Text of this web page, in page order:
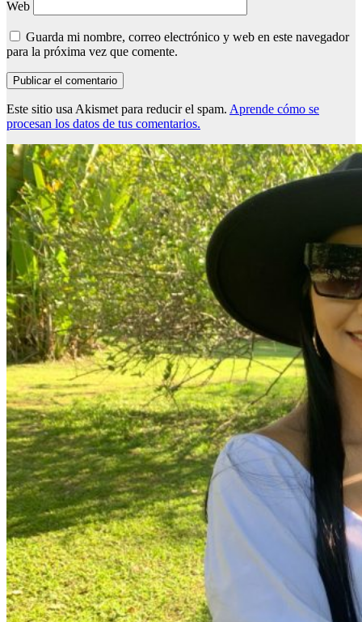
Web
Guarda mi nombre, correo electrónico y web en este navegador
para la próxima vez que comente.
Este sitio usa Akismet para reducir el spam. Aprende cómo se
procesan los datos de tus comentarios.